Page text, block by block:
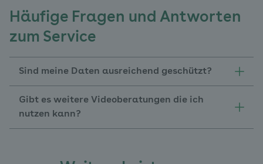
Häufige Fragen und Antworten
zum Service
Sind meine Daten ausreichend geschützt?
Gibt es weitere Videoberatungen die ich
nutzen kann?